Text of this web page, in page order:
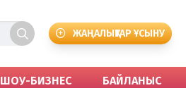
ЖАҢАЛЫҚТАР ҰСЫНУ
ШОУ-БИЗНЕС БАЙЛАНЫС